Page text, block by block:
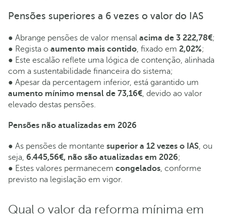
Pensões superiores a 6 vezes o valor do IAS
● Abrange pensões de valor mensal acima de 3 222,78€;
● Regista o aumento mais contido , fixado em 2,02%;
● Este escalão reflete uma lógica de contenção, alinhada
com a sustentabilidade financeira do sistema;
● Apesar da percentagem inferior, está garantido um
aumento mínimo mensal de 73,16€ , devido ao valor
elevado destas pensões.
Pensões não atualizadas em 2026
● As pensões de montante superior a 12 vezes o IAS, ou
seja, 6.445,56€, não são atualizadas em 2026;
● Estes valores permanecem congelados, conforme
previsto na legislação em vigor.
Qual o valor da reforma mínima em